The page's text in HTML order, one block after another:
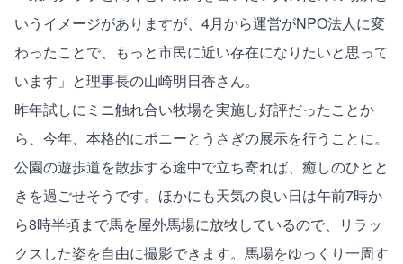
いうイメージがありますが、4月から運営がNPO法人に変
わったことで、もっと市民に近い存在になりたいと思って
います」と理事長の山崎明日香さん。
昨年試しにミニ触れ合い牧場を実施し好評だったことか
ら、今年、本格的にポニーとうさぎの展示を行うことに。
公園の遊歩道を散歩する途中で立ち寄れば、癒しのひとと
きを過ごせそうです。ほかにも天気の良い日は午前7時か
ら8時半頃まで馬を屋外馬場に放牧しているので、リラッ
クスした姿を自由に撮影できます。馬場をゆっくり一周す